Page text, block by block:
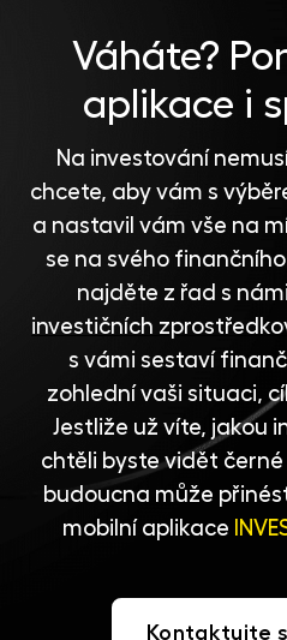
Váháte?
aplikace i
Na investování
chcete, aby vám s
a nastavil vám vše na
se na svého
najděte z řad s
investičních
s vámi sestaví
zohlední vaši situaci,
Jestliže už víte, jakou
chtěli byste vidět
budoucna může
mobilní aplikace
Kontaktujte